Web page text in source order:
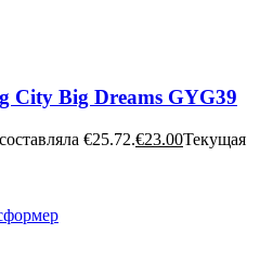
City Big Dreams GYG39
€25.72.€23.00Текущая